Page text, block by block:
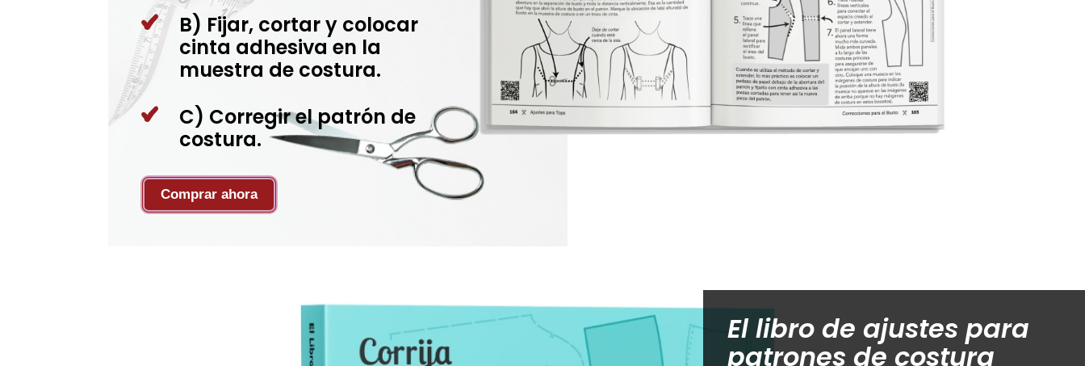
B) Fijar, cortar y colocar
cinta adhesiva en la
muestra de costura.
C) Corregir el patrón de
costura.
Comprar ahora
El libro de ajustes para
patrones de costura